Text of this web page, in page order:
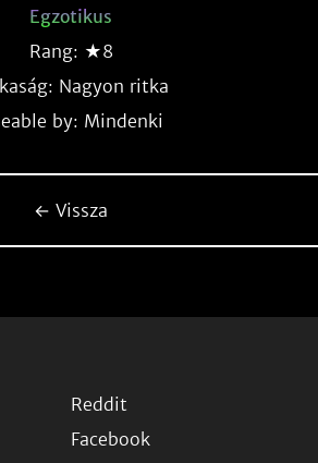
Egzotikus
Rang: ★8
Nagyon ritka
by: Mindenki
← Vissza
Reddit
Facebook